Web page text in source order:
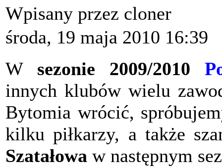
Wpisany przez cloner
środa, 19 maja 2010 16:39
W sezonie 2009/2010
innych klubów wielu
Bytomia wrócić,
kilku piłkarzy, a także
Szatałowa w następnym